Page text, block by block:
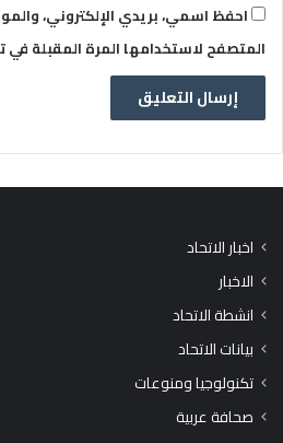
احفظ اسمي، بريدي الإلكتروني،
المتصفح لاستخدامها المرة المقبلة في
اخبار الاتحاد
الاخبار
انشطة الاتحاد
بيانات الاتحاد
تكنولوجيا ومنوعات
صحافة عربية